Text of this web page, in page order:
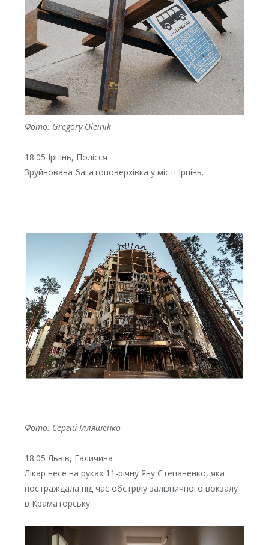
Фото: Gregory Oleinik
18.05 Ірпінь, Полісся
Зруйнована багатоповерхівка у місті Ірпінь.
Фото: Сергій Ілляшенко
18.05 Львів, Галичина
Лікар несе на руках 11-річну Яну Степаненко, яка
постраждала під час обстрілу залізничного вокзалу
в Краматорську.